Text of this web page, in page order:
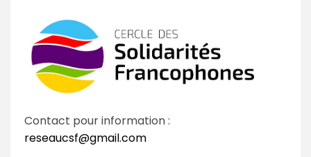
Contact pour information :
reseaucsf@gmail.com